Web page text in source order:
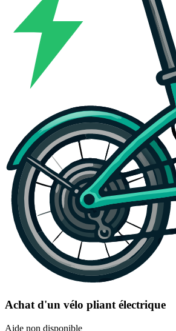
Achat d'un vélo pliant électrique
Aide non disponible